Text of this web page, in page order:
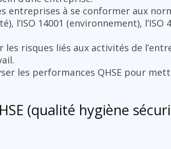
entreprises à se conformer aux
l’ISO 14001 (environnement), l’ISO
les risques liés aux activités de
les performances QHSE pour
(qualité hygiène